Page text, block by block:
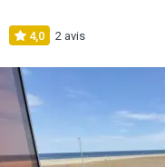
4,0 2 avis